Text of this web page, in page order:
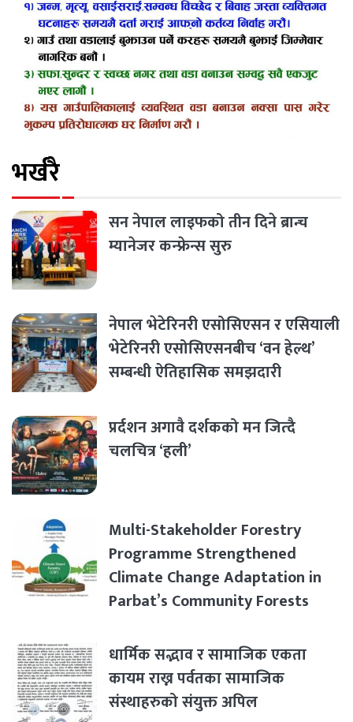
भर्खरै
सन नेपाल लाइफको तीन दिने ब्रान्च
म्यानेजर कन्फ्रेन्स सुरु
नेपाल भेटेरिनरी एसोसिएसन र एसियाली
भेटेरिनरी एसोसिएसनबीच ‘वन हेल्थ’
सम्बन्धी ऐतिहासिक समझदारी
प्रर्दशन अगावै दर्शकको मन जित्दै
चलचित्र ‘हली’
Multi-Stakeholder Forestry
Programme Strengthened
Climate Change Adaptation in
Parbat’s Community Forests
धार्मिक सद्भाव र सामाजिक एकता
कायम राख्न पर्वतका सामाजिक
संस्थाहरुको संयुक्त अपिल